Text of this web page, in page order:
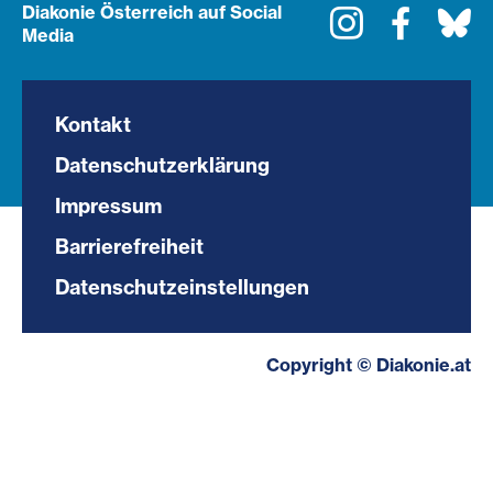
Diakonie Österreich auf Social
Media
Instagram
Kontakt
Datenschutzerklärung
Impressum
Barrierefreiheit
Datenschutzeinstellungen
Copyright © Diakonie.at